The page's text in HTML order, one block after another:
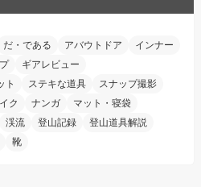
だ・である アバウトドア
インナー
ギアレビュー
ト ステキな道具
スナップ撮影
ク ナンガ
マット・寝袋
渓流 登山記録
登山道具解説
靴